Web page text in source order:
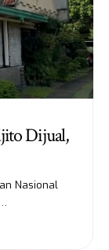
Dijual,
Nasional